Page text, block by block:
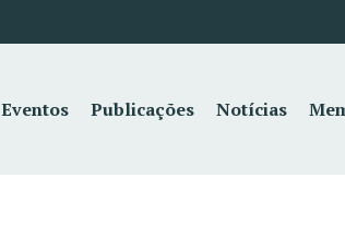
Eventos Publicações Notícias